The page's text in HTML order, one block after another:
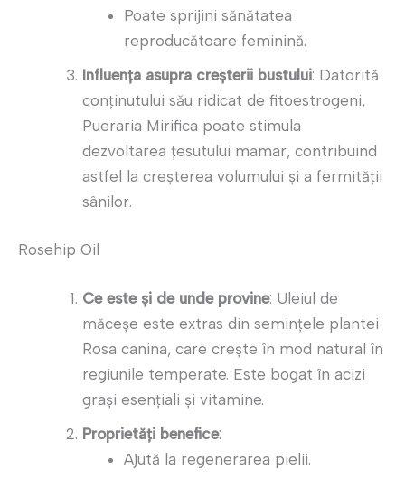
Poate sprijini sănătatea
reproducătoare feminină.
Influența asupra creșterii bustului: Datorită
conținutului său ridicat de fitoestrogeni,
Pueraria Mirifica poate stimula
dezvoltarea țesutului mamar, contribuind
astfel la creșterea volumului și a fermității
sânilor.
Rosehip Oil
Ce este și de unde provine: Uleiul de
măceșe este extras din semințele plantei
Rosa canina, care crește în mod natural în
regiunile temperate. Este bogat în acizi
grași esențiali și vitamine.
Proprietăți benefice:
Ajută la regenerarea pielii.